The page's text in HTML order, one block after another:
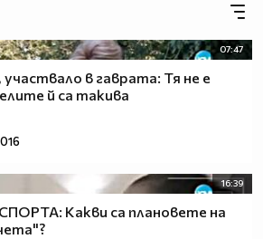
07:47
в гаврата: Тя не е
й са такива
16:39
Какви са плановете на